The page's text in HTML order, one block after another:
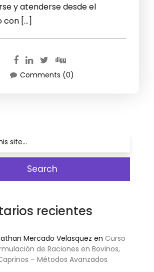
y atenderse desde el
con […]
Comments (0)
recientes
Mercado Velasquez en Curso
de Raciones en Bovinos,
– Métodos Avanzados